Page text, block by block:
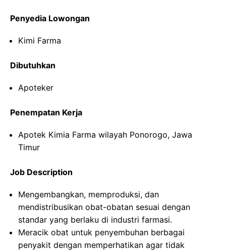
Penyedia Lowongan
Kimi Farma
Dibutuhkan
Apoteker
Penempatan Kerja
Apotek Kimia Farma wilayah Ponorogo, Jawa
Timur
Job Description
Mengembangkan, memproduksi, dan
mendistribusikan obat-obatan sesuai dengan
standar yang berlaku di industri farmasi.
Meracik obat untuk penyembuhan berbagai
penyakit dengan memperhatikan agar tidak